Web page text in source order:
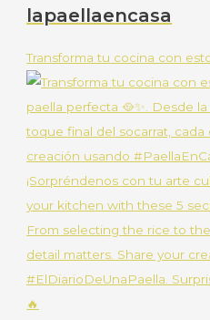
lapaellaencasa
Transforma tu cocina con